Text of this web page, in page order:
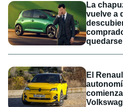
La
vuelve a
El